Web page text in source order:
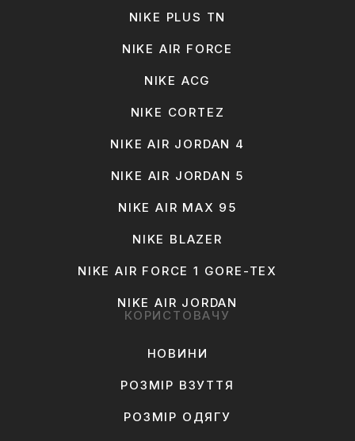
NIKE PLUS TN
NIKE AIR FORCE
NIKE ACG
NIKE CORTEZ
NIKE AIR JORDAN 4
NIKE AIR JORDAN 5
NIKE AIR MAX 95
NIKE BLAZER
NIKE AIR FORCE 1 GORE-TEX
NIKE AIR JORDAN
КОРИСТОВАЧУ
НОВИНИ
РОЗМІР ВЗУТТЯ
РОЗМІР ОДЯГУ